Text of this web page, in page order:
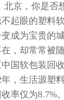
北京，你是否
起眼的塑料
成为宝贵的
，却常常被
国软包装回
，生活源塑
率仅为8.7%